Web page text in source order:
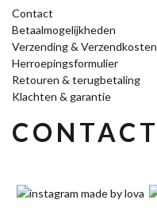
Contact
Betaalmogelijkheden
Verzending & Verzendkosten
Herroepingsformulier
Retouren & terugbetaling
Klachten & garantie
CONTACT